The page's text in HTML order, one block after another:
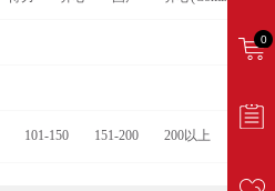
101-150 151-200 200以上
0